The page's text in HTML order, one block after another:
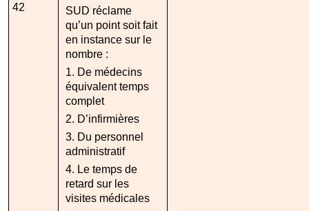
42
SUD réclame
qu’un point soit fait
en instance sur le
nombre :
1. De médecins
équivalent temps
complet
2. D’infirmières
3. Du personnel
administratif
4. Le temps de
retard sur les
visites médicales